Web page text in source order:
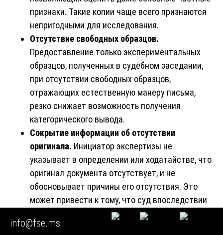
признаки. Такие копии чаще всего признаются
непригодными для исследования.
Отсутствие свободных образцов.
Предоставление только экспериментальных
образцов, полученных в судебном заседании,
при отсутствии свободных образцов,
отражающих естественную манеру письма,
резко снижает возможность получения
категорического вывода.
Сокрытие информации об отсутствии
оригинала. Инициатор экспертизы не
указывает в определении или ходатайстве, что
оригинал документа отсутствует, и не
обосновывает причины его отсутствия. Это
может привести к тому, что суд впоследствии
откажет в принятии заключения.
Непроведение предварительной проверки
info@fse.ms